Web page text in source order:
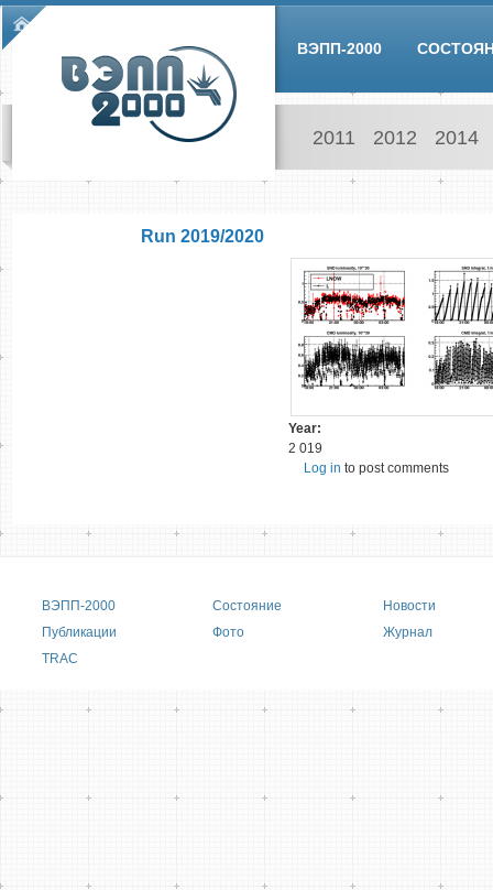
Skip to main content
Main menu
ВЭПП-2000
2011 2012 2014
Run 2019/2020
Year:
2 019
Log in to post comments
Main menu
ВЭПП-2000 Состояние
Новости
Публикации
Фото
Журнал
TRAC